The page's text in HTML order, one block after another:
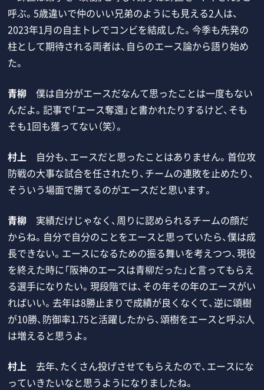
呼ぶ。5歳違いで仲のいい兄弟のようにも見える2人は、
2023年1月の自主トレでコンビを結成した。今季も先発の
柱として期待される両者は、自らのエース論から語り始め
た。
青柳 僕は自分がエースだなんて思ったことは一度もない
んだよ。記事で「エース奪還」と書かれたりするけど、そも
そも1回も獲ってない（笑）。
村上 自分も、エースだと思ったことはありません。首位攻
防戦の大事な試合を任されたり、チームの連敗を止めたり、
そういう場面で勝てるのがエースだと思います。
青柳 実績だけじゃなく、周りに認められるチームの顔だ
からね。自分で自分のことをエースと思っていたら、僕は成
長できない。エースになるための振る舞いを考えつつ、現役
を終えた時に「阪神のエースは青柳だった」と言ってもらえ
る選手になりたい。現段階では、その年その年のエースがい
ればいい。去年は8勝止まりで成績が良くなくて、逆に頌樹
が10勝、防御率1.75と活躍したから、頌樹をエースと呼ぶ人
は増えると思うよ。
村上 去年、たくさん投げさせてもらえたので、エースにな
っていきたいなと思うようになりましたね。